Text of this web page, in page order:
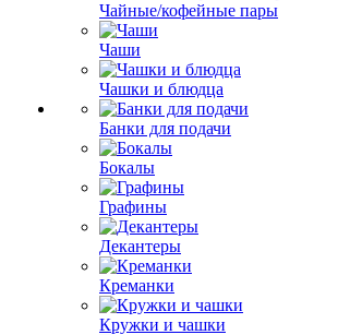
Чайные/кофейные пары
Чаши
Чашки и блюдца
Банки для подачи
Бокалы
Графины
Декантеры
Креманки
Кружки и чашки